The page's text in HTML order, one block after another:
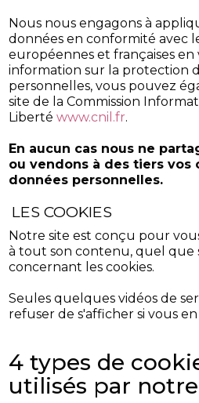
Nous nous engagons à
données en conformité avec
européennes et françaises
information sur la protection
personnelles, vous pouvez
site de la Commission
Liberté www.cnil.fr.
En aucun cas nous ne
ou vendons à des tiers vos
données personnelles.
LES COOKIES
Notre site est conçu pour
à tout son contenu, quel que
concernant les cookies.
Seules quelques vidéos de
refuser de s'afficher si vous en
4 types de
utilisés par